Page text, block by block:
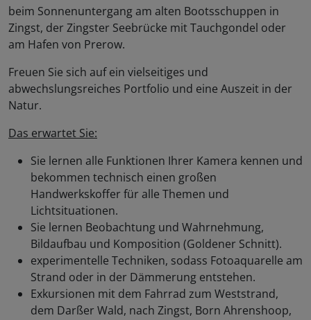
beim Sonnenuntergang am alten Bootsschuppen in
Zingst, der Zingster Seebrücke mit Tauchgondel oder
am Hafen von Prerow.
Freuen Sie sich auf ein vielseitiges und
abwechslungsreiches Portfolio und eine Auszeit in der
Natur.
Das erwartet Sie:
Sie lernen alle Funktionen Ihrer Kamera kennen und
bekommen technisch einen großen
Handwerkskoffer für alle Themen und
Lichtsituationen.
Sie lernen Beobachtung und Wahrnehmung,
Bildaufbau und Komposition (Goldener Schnitt).
experimentelle Techniken, sodass Fotoaquarelle am
Strand oder in der Dämmerung entstehen.
Exkursionen mit dem Fahrrad zum Weststrand,
dem Darßer Wald, nach Zingst, Born Ahrenshoop,